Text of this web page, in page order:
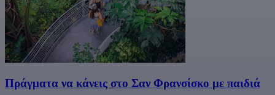
Πράγματα να κάνεις στο Σαν Φρανσίσκο με παιδιά